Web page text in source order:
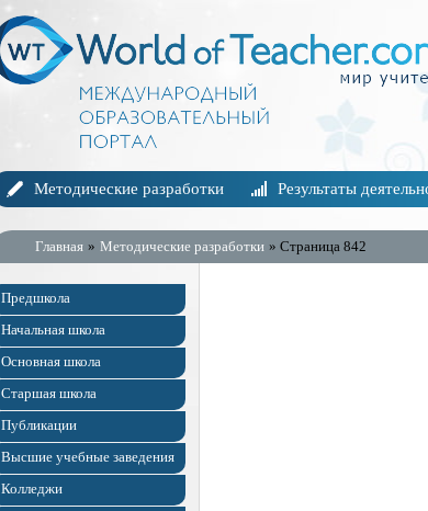
Методические разработки Результаты
Главная » Методические разработки » Страница 842
Предшкола
Начальная школа
Основная школа
Старшая школа
Публикации
Высшие учебные заведения
Колледжи